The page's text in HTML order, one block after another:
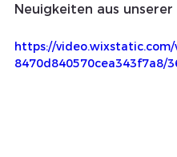
Neuigkeiten aus
https://
8470d840570cea343f7a8/